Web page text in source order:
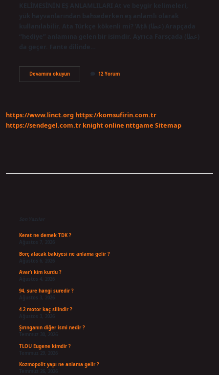
KELİMESİNİN EŞ ANLAMLILARI At ve beygir kelimeleri,
yük hayvanlarından bahsederken eş anlamlı olarak
kullanılabilir. Ata Türkçe kökenli mi? ‘Aṭā (عطا) Arapçada
“hediye” anlamına gelen bir isimdir. Ayrıca Farsçada (عطا)
Devamını okuyunAti
Kelimesinin
12 Yorum
https://www.linct.org https://komsufirin.com.tr
https://sendegel.com.tr knight online nttgame Sitemap
Son Yazılar
Kerat ne demek TDK ?
Ağustos 7, 2026
Borç alacak bakiyesi ne anlama gelir ?
Ağustos 6, 2026
Avar’ı kim kurdu ?
Ağustos 4, 2026
94. sure hangi suredir ?
Ağustos 3, 2026
4.2 motor kaç silindir ?
Ağustos 3, 2026
Şırınganın diğer ismi nedir ?
TLOU Eugene kimdir ?
Temmuz 29, 2026
Kozmopolit yapı ne anlama gelir ?